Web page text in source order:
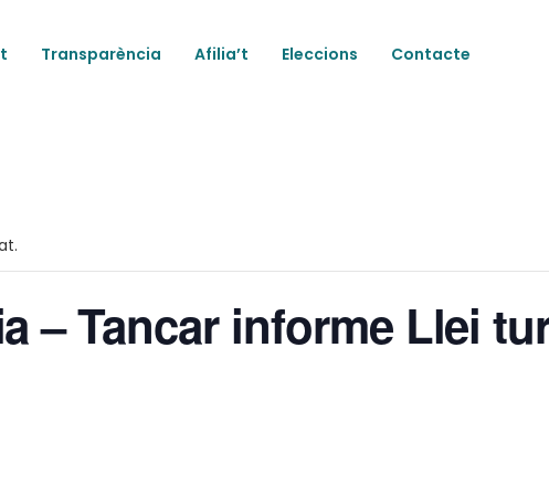
Transparència Afilia’t Eleccions Contacte
– Tancar informe Llei